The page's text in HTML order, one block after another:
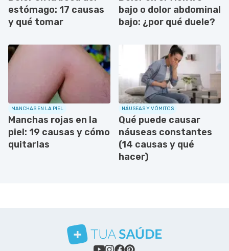
estómago: 17 causas
y qué tomar
bajo o dolor abdominal
bajo: ¿por qué duele?
MANCHAS EN LA PIEL
Manchas rojas en la
piel: 19 causas y cómo
quitarlas
NÁUSEAS Y VÓMITOS
Qué puede causar
náuseas constantes
(14 causas y qué
hacer)